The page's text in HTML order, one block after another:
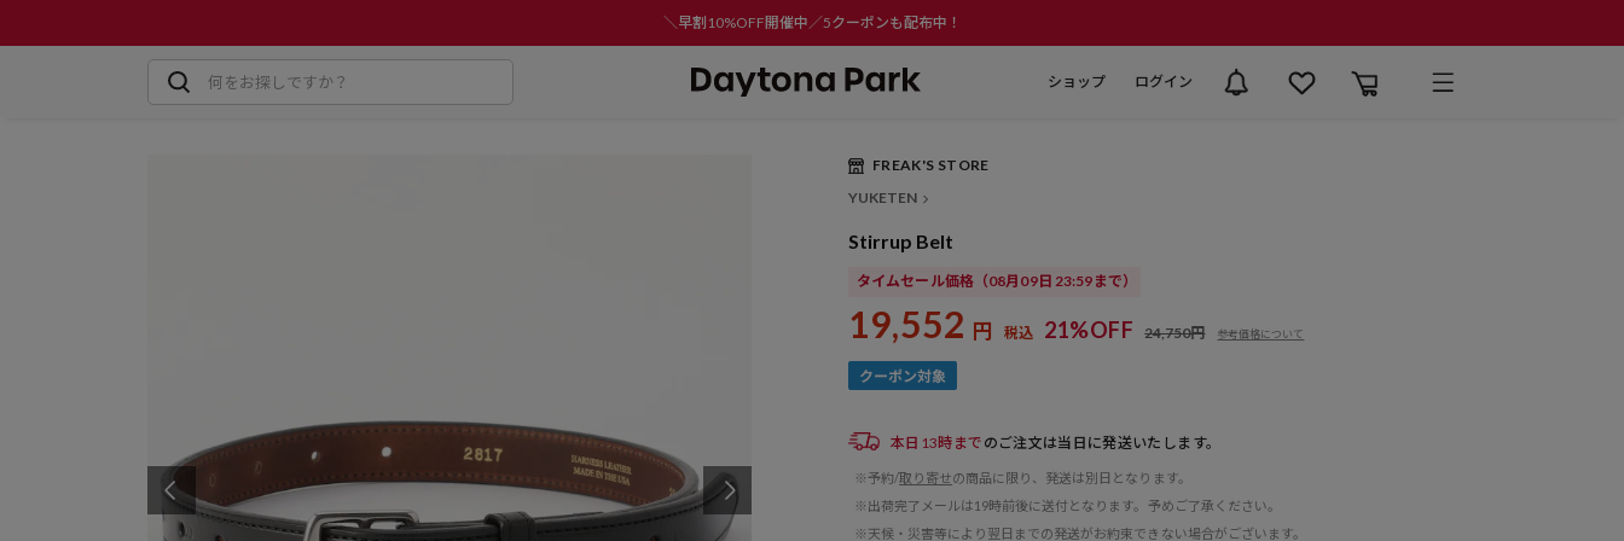
＼早割10%OFF開催中／5クーポンも配布中！
ショップ ログイン
FREAK'S STORE
YUKETEN
Stirrup Belt
タイムセール価格（08月09日 23:59まで）
19,552 円 税込 21%OFF 24,750円 参考価格について
本日13時まで のご注文は当日に発送いたします。
※予約/取り寄せの商品に限り、発送は別日となります。
※出荷完了メールは19時前後に送付となります。予めご了承ください。
※天候・災害等により翌日までの発送がお約束できない場合がございます。